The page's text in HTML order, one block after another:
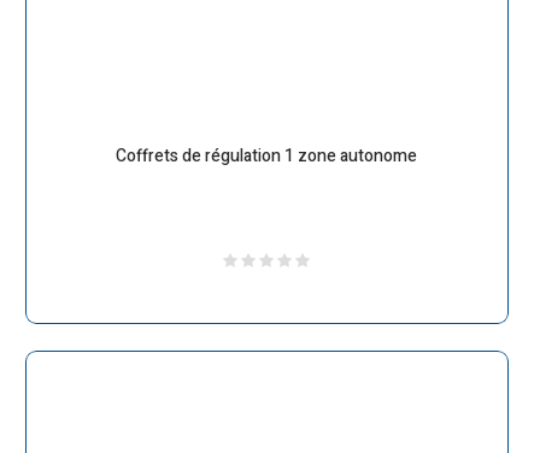
Coffrets de régulation 1 zone autonome